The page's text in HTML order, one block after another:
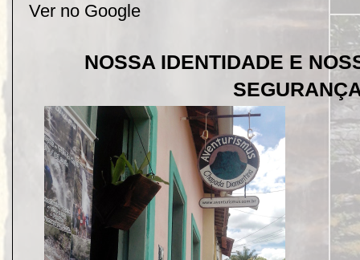
Ver no Google
NOSSA IDENTIDADE E